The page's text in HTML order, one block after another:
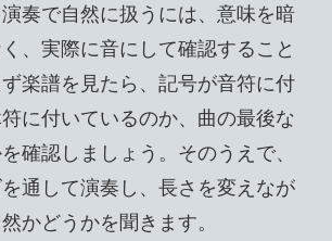
奏で自然に扱うには、意味を暗
、実際に音にして確認すること
楽譜を見たら、記号が音符に付
に付いているのか、曲の最後な
確認しましょう。そのうえで、
通して演奏し、長さを変えなが
かどうかを聞きます。